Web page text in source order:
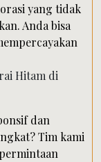
yang tidak
Anda bisa
dan
Tim kami